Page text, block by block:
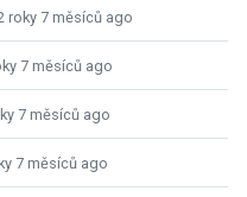
roky 7 měsíců ago
7 měsíců ago
7 měsíců ago
7 měsíců ago